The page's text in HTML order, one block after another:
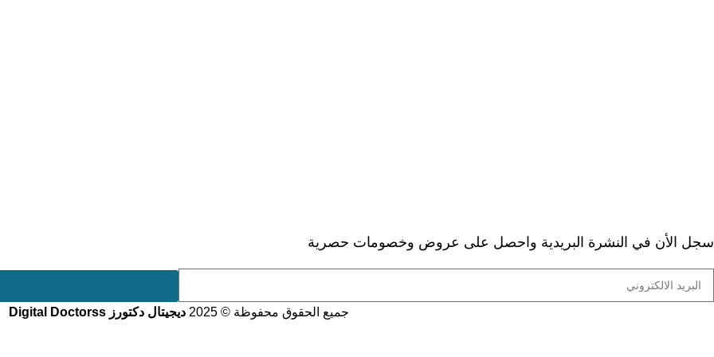
سجل الأن في النشرة البريدية واحصل على عروض وخصومات حصرية
جميع الحقوق محفوظة © 2025
ديجيتال دكتورز Digital Doctorss